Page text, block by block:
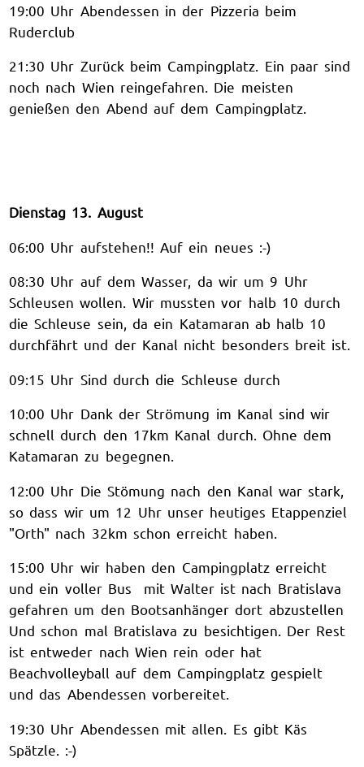
19:00 Uhr Abendessen in der Pizzeria beim
Ruderclub
21:30 Uhr Zurück beim Campingplatz. Ein paar sind
noch nach Wien reingefahren. Die meisten
genießen den Abend auf dem Campingplatz.
Dienstag 13. August
06:00 Uhr aufstehen!! Auf ein neues :-)
08:30 Uhr auf dem Wasser, da wir um 9 Uhr
Schleusen wollen. Wir mussten vor halb 10 durch
die Schleuse sein, da ein Katamaran ab halb 10
durchfährt und der Kanal nicht besonders breit ist.
09:15 Uhr Sind durch die Schleuse durch
10:00 Uhr Dank der Strömung im Kanal sind wir
schnell durch den 17km Kanal durch. Ohne dem
Katamaran zu begegnen.
12:00 Uhr Die Stömung nach den Kanal war stark,
so dass wir um 12 Uhr unser heutiges Etappenziel
"Orth" nach 32km schon erreicht haben.
15:00 Uhr wir haben den Campingplatz erreicht
und ein voller Bus mit Walter ist nach Bratislava
gefahren um den Bootsanhänger dort abzustellen
Und schon mal Bratislava zu besichtigen. Der Rest
ist entweder nach Wien rein oder hat
Beachvolleyball auf dem Campingplatz gespielt
und das Abendessen vorbereitet.
19:30 Uhr Abendessen mit allen. Es gibt Käs
Spätzle. :-)